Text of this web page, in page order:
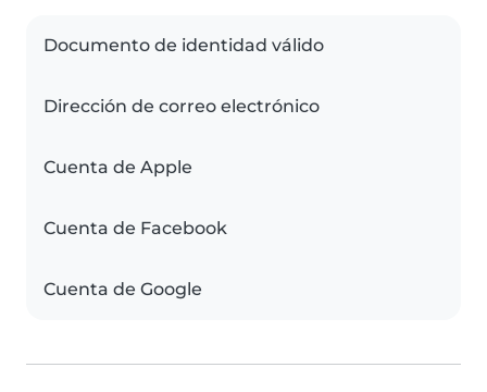
Documento de identidad válido
Dirección de correo electrónico
Cuenta de Apple
Cuenta de Facebook
Cuenta de Google